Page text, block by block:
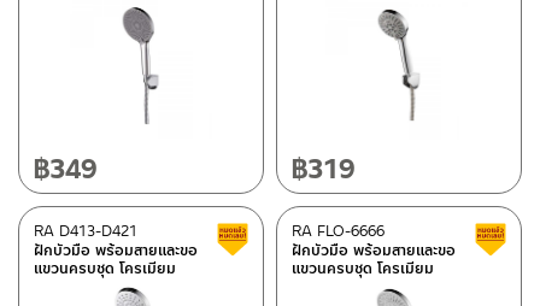
฿349 ฿319
ฝักบัวมือ พร้อมสายและขอ
แขวนครบชุด โครเมียม
RA D413-D421 Clearance sale
ฝักบัวมือ พร้อมสายและขอ
แขวนครบชุด โครเมียม
RA FLO-6666